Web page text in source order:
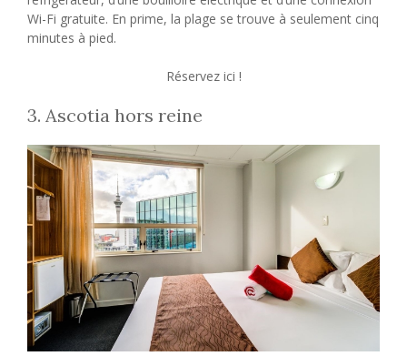
Wi-Fi gratuite. En prime, la plage se trouve à seulement cinq
minutes à pied.
Réservez ici !
3. Ascotia hors reine